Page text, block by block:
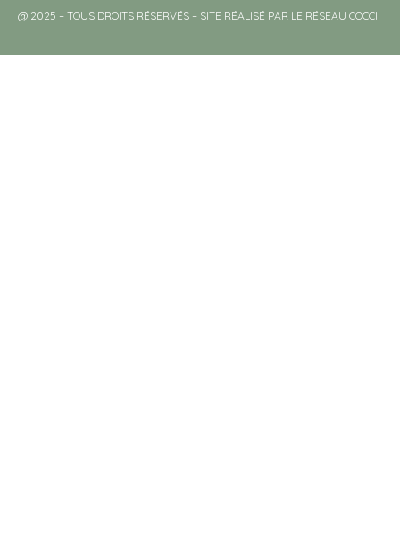
@ 2025 – TOUS DROITS RÉSERVÉS – SITE RÉALISÉ PAR LE RÉSEAU COCCI